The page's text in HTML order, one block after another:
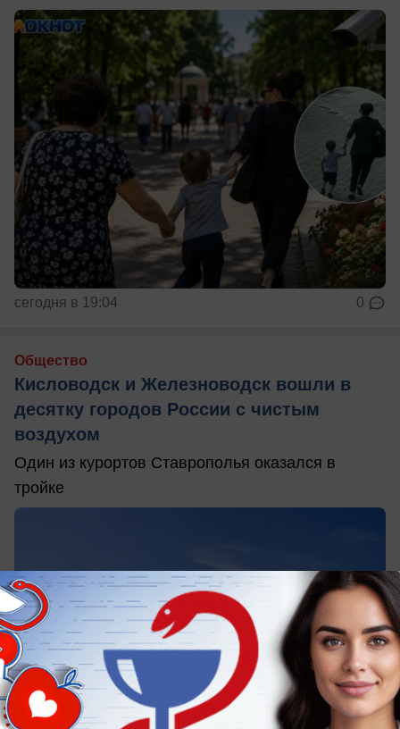
сегодня в 19:04 0
Общество
Кисловодск и Железноводск вошли в
десятку городов России с чистым
воздухом
Один из курортов Ставрополья оказался в
тройке